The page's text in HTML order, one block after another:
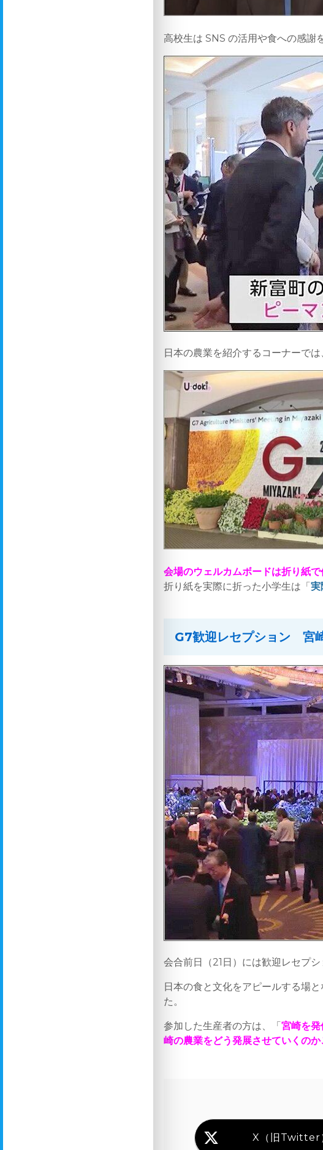
高校生は SNS の活用や食への感謝
日本の農業を紹介するコーナーで
会場のウェルカムボードは折り紙で
折り紙を実際に折った小学生は「実
G7歓迎レセプション 宮
会合前日（21日）には歓迎レセプシ
日本の食と文化をアピールする場
た。
参加した生産者の方は、「宮崎を
崎の農業をどう発展させていくの
X（旧Twitter